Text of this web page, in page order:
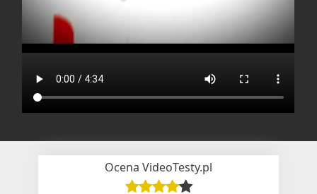
Ocena VideoTesty.pl